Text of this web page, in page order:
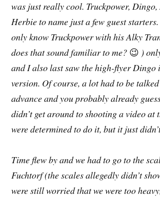
was just really cool. Truckpower,
Herbie to name just a few guest
only know Truckpower with his Alky
does that sound familiar to me? 😉 )
and I also last saw the high-flyer Dingo
version. Of course, a lot had to be
advance and you probably already
didn’t get around to shooting a video at
were determined to do it, but it just
Time flew by and we had to go to the
Fuchtorf (the scales allegedly didn’t
were still worried that we were too